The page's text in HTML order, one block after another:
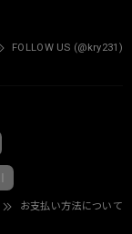
FOLLOW US (@kry231)
お支払い方法について